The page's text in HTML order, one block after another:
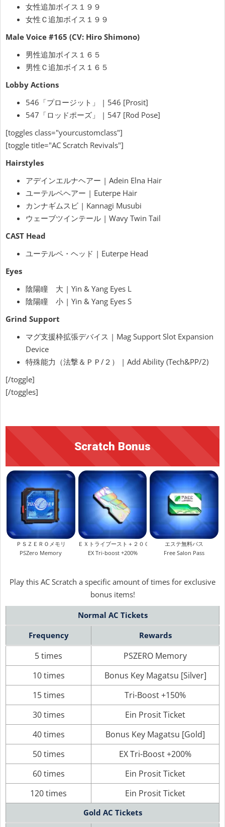
女性追加ボイス１９９
女性Ｃ追加ボイス１９９
Male Voice #165 (CV: Hiro Shimono)
男性追加ボイス１６５
男性Ｃ追加ボイス１６５
Lobby Actions
546「プロージット」 | 546 [Prosit]
547「ロッドポーズ」 | 547 [Rod Pose]
[toggles class="yourcustomclass"]
[toggle title="AC Scratch Revivals"]
Hairstyles
アデインエルナヘアー | Adein Elna Hair
ユーテルペヘアー | Euterpe Hair
カンナギムスビ | Kannagi Musubi
ウェーブツインテール | Wavy Twin Tail
CAST Head
ユーテルペ・ヘッド | Euterpe Head
Eyes
陰陽瞳 大 | Yin & Yang Eyes L
陰陽瞳 小 | Yin & Yang Eyes S
Grind Support
マグ支援枠拡張デバイス | Mag Support Slot Expansion
Device
特殊能力（法撃＆ＰＰ/２） | Add Ability (Tech&PP/2)
[/toggle]
[/toggles]
Scratch Bonus
ＰＳＺＥＲＯメモリ
PSZero Memory
ＥＸトライブースト＋２００％
EX Tri-boost +200%
エステ無料パス
Free Salon Pass
Play this AC Scratch a specific amount of times for exclusive
bonus items!
Normal AC Tickets
Frequency
Rewards
5 times
PSZERO Memory
10 times
Bonus Key Magatsu [Silver]
15 times
Tri-Boost +150%
30 times
Ein Prosit Ticket
40 times
Bonus Key Magatsu [Gold]
50 times
EX Tri-Boost +200%
60 times
Ein Prosit Ticket
120 times
Ein Prosit Ticket
Gold AC Tickets